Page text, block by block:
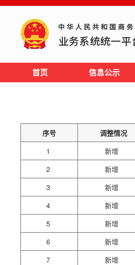
首页 信息公示
序号 调整情况
1
新增
2
新增
3
新增
4
新增
5
新增
6
新增
7
新增